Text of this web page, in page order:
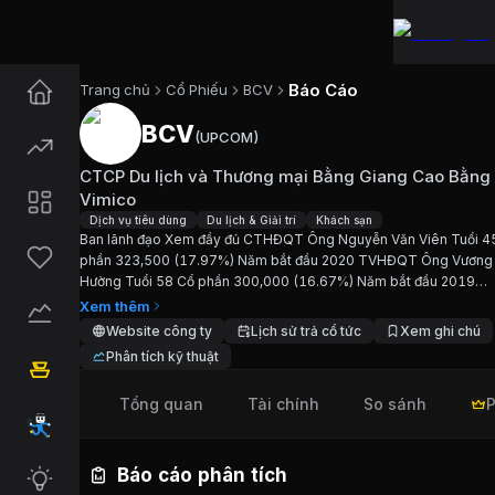
Trang chủ Cổ Phiếu BCV Báo Cáo
Cổ phiếuBCV— CTCP Du lịch
Cập nhật:
Ngành:Dịch vụ tiêu dùng, Du lịch & Giải trí, Khách
Giới thiệu CTCP Du lịch và
Ban lãnh đạo Xem đầy đủ CTHĐQT Ông
Chỉ số tài chínhBCV
Giá hiện tại: 21500
BCV(UPCOM)
CTCP Du lịch và Thương mại Bằng Giang Cao
Vimico
Dịch vụ tiêu dùng Du lịch & Giải trí Khách sạn
Ban lãnh đạo Xem đầy đủ CTHĐQT Ông Nguyễn Văn Viên Tuổi
phần 323,500 (17.97%) Năm bắt đầu 2020 TVHĐQT Ông Vương
Hường Tuổi 58 Cổ phần 300,000 (16.67%) Năm bắt đầu 2019
TVHĐQT Ông Đỗ Văn Thắng Tuổi 51 Cổ phần 504,000 (28.00%)
bắt đầu 2025 TVHĐQT...
Xem thêm
Website công ty Lịch sử trả cổ tức
Xem ghi chú
Phân tích kỹ thuật
Tổng quan Tài chính So sánh
Báo cáo phân tích